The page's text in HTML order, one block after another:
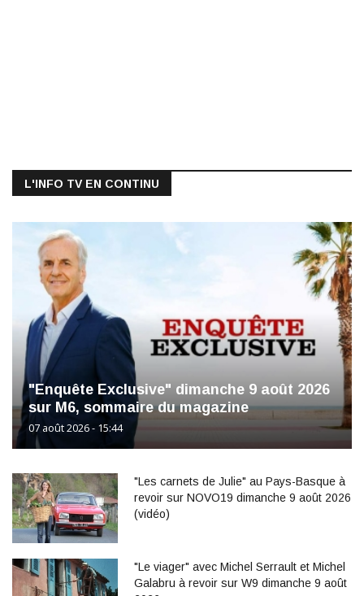
L'INFO TV EN CONTINU
"Enquête Exclusive" dimanche 9 août 2026
sur M6, sommaire du magazine
07 août 2026 - 15:44
"Les carnets de Julie" au Pays-Basque à
revoir sur NOVO19 dimanche 9 août 2026
(vidéo)
"Le viager" avec Michel Serrault et Michel
Galabru à revoir sur W9 dimanche 9 août